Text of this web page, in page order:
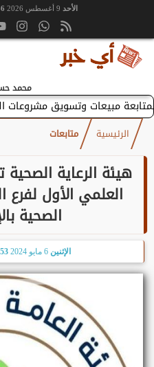
الأحد
محمد
الرئيسية متابعات
هيئة الرعاية
العلمي الأول لفرع
الصحية
الإثنين 6 مايو 2024